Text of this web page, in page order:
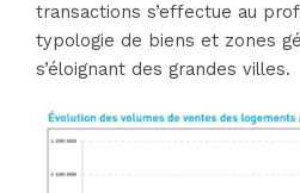
transactions s’effectue au
typologie de biens et zones
s’éloignant des grandes villes.